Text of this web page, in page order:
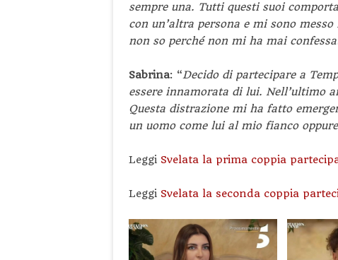
sempre una. Tutti questi suoi
con un’altra persona e mi sono
non so perché non mi ha mai
Sabrina: “Decido di partecipare a
essere innamorata di lui. Nell’ultimo
Questa distrazione mi ha fatto
un uomo come lui al mio fianco
Leggi Svelata la prima coppia
Leggi Svelata la seconda coppia